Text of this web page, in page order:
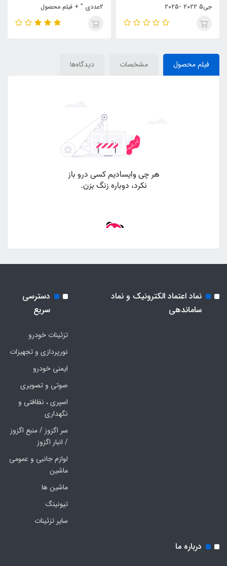
جی5 2022 -2025
2عددی " + فیلم محصول
فیلم محصول مشخصات دیدگاه‌ها
نماد اعتماد الکترونیک و نماد
ساماندهی
دسترسی
سریع
تزئینات خودرو
نورپردازی و تجهیزات
ایمنی خودرو
صوتی و تصویری
اسپری ، نظافتی و
نگهداری
سر اگزوز / منبع اگزوز
/ انبار اگزوز
لوازم جانبی و عمومی
ماشین
ماشین ها
تیونینگ
سایر تزئینات
درباره ما